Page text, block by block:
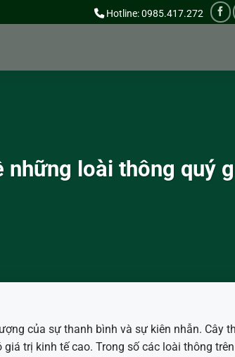
Hotline: 0985.417.272
loài thông quý
của sự thanh bình và sự kiên nhẫn. Cây
trị kinh tế cao. Trong số các loài thông